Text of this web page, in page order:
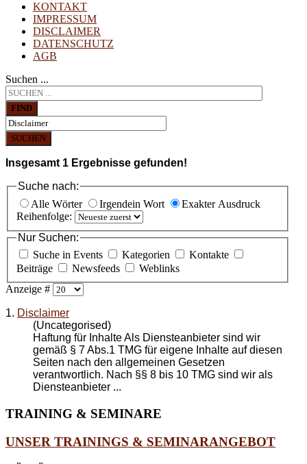
KONTAKT
IMPRESSUM
DISCLAIMER
DATENSCHUTZ
AGB
Suchen ...
FIND
SUCHEN
Insgesamt 1 Ergebnisse gefunden!
Suche nach:
Alle Wörter
Irgendein Wort
Exakter Ausdruck
Reihenfolge:
Nur Suchen:
Suche in Events
Kategorien
Kontakte
Beiträge
Newsfeeds
Weblinks
Anzeige #
1. Disclaimer
(Uncategorised)
Haftung für Inhalte Als Diensteanbieter sind wir
gemäß § 7 Abs.1 TMG für eigene Inhalte auf diesen
Seiten nach den allgemeinen Gesetzen
verantwortlich. Nach §§ 8 bis 10 TMG sind wir als
Diensteanbieter ...
TRAINING & SEMINARE
UNSER TRAININGS & SEMINARANGEBOT